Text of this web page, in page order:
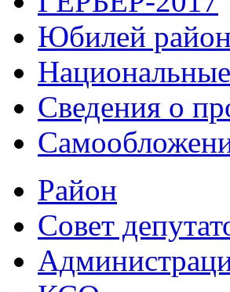
Юбилей
Сведения о
Район
Совет